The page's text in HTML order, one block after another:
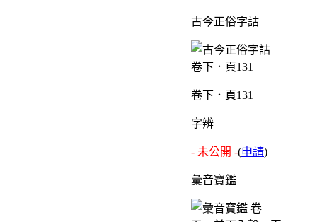
古今正俗字詁
卷下．頁131
字辨
- 未公開 -(申請)
彙音寶鑑